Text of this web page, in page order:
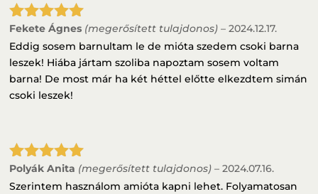
Értékelés:
5/ 5
Fekete Ágnes (megerősített tulajdonos) – 2024.12.17.
Eddig sosem barnultam le de mióta szedem csoki barna
leszek! Hiába jártam szoliba napoztam sosem voltam
barna! De most már ha két héttel előtte elkezdtem simán
csoki leszek!
Értékelés:
5/ 5
Polyák Anita (megerősített tulajdonos) – 2024.07.16.
Szerintem használom amióta kapni lehet. Folyamatosan